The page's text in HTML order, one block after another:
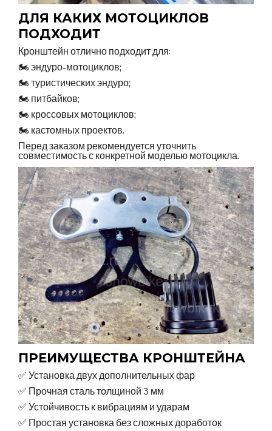
ДЛЯ КАКИХ МОТОЦИКЛОВ
ПОДХОДИТ
Кронштейн отлично подходит для:
🏍️ эндуро-мотоциклов;
🏍️ туристических эндуро;
🏍️ питбайков;
🏍️ кроссовых мотоциклов;
🏍️ кастомных проектов.
Перед заказом рекомендуется уточнить
совместимость с конкретной моделью мотоцикла.
ПРЕИМУЩЕСТВА КРОНШТЕЙНА
✅ Установка двух дополнительных фар
✅ Прочная сталь толщиной 3 мм
✅ Устойчивость к вибрациям и ударам
✅ Простая установка без сложных доработок